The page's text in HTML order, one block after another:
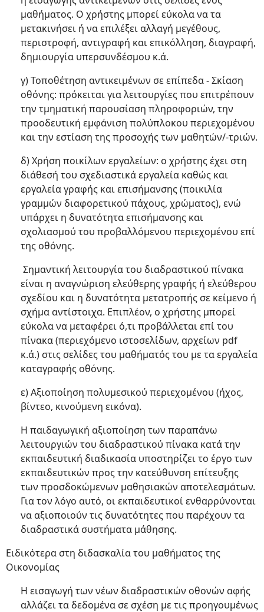
μαθήματος. Ο χρήστης μπορεί εύκολα να τα
μετακινήσει ή να επιλέξει αλλαγή μεγέθους,
περιστροφή, αντιγραφή και επικόλληση, διαγραφή,
δημιουργία υπερσυνδέσμου κ.ά.
γ) Τοποθέτηση αντικειμένων σε επίπεδα - Σκίαση
οθόνης: πρόκειται για λειτουργίες που επιτρέπουν
την τμηματική παρουσίαση πληροφοριών, την
προοδευτική εμφάνιση πολύπλοκου περιεχομένου
και την εστίαση της προσοχής των μαθητών/-τριών.
δ) Χρήση ποικίλων εργαλείων: ο χρήστης έχει στη
διάθεσή του σχεδιαστικά εργαλεία καθώς και
εργαλεία γραφής και επισήμανσης (ποικιλία
γραμμών διαφορετικού πάχους, χρώματος), ενώ
υπάρχει η δυνατότητα επισήμανσης και
σχολιασμού του προβαλλόμενου περιεχομένου επί
της οθόνης.
Σημαντική λειτουργία του διαδραστικού πίνακα
είναι η αναγνώριση ελεύθερης γραφής ή ελεύθερου
σχεδίου και η δυνατότητα μετατροπής σε κείμενο ή
σχήμα αντίστοιχα. Επιπλέον, ο χρήστης μπορεί
εύκολα να μεταφέρει ό,τι προβάλλεται επί του
πίνακα (περιεχόμενο ιστοσελίδων, αρχείων pdf
κ.ά.) στις σελίδες του μαθήματός του με τα εργαλεία
καταγραφής οθόνης.
ε) Αξιοποίηση πολυμεσικού περιεχομένου (ήχος,
βίντεο, κινούμενη εικόνα).
Η παιδαγωγική αξιοποίηση των παραπάνω
λειτουργιών του διαδραστικού πίνακα κατά την
εκπαιδευτική διαδικασία υποστηρίζει το έργο των
εκπαιδευτικών προς την κατεύθυνση επίτευξης
των προσδοκώμενων μαθησιακών αποτελεσμάτων.
Για τον λόγο αυτό, οι εκπαιδευτικοί ενθαρρύνονται
να αξιοποιούν τις δυνατότητες που παρέχουν τα
διαδραστικά συστήματα μάθησης.
Ειδικότερα στη διδασκαλία του μαθήματος της
Οικονομίας
Η εισαγωγή των νέων διαδραστικών οθονών αφής
αλλάζει τα δεδομένα σε σχέση με τις προηγουμένως